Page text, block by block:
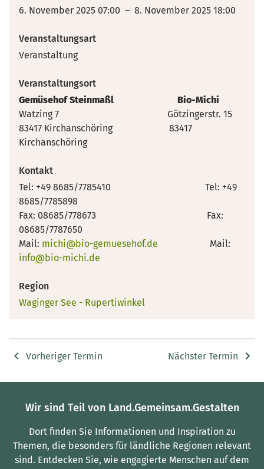
6. November 2025 07:00 – 8. November 2025 18:00
Veranstaltungsart
Veranstaltung
Veranstaltungsort
Gemüsehof Steinmaßl Bio-Michi
Watzing 7
Götzingerstr. 15
83417 Kirchanschöring 83417
Kirchanschöring
Kontakt
Tel: +49 8685/7785410 Tel: +49
8685/7785898
Fax: 08685/778673 Fax:
08685/7787650
Mail: michi@bio-gemuesehof.de
Mail:
info@bio-michi.de
Region
Waginger See - Rupertiwinkel
Vorheriger Termin Nächster Termin
Wir sind Teil von Land.Gemeinsam.Gestalten
Dort finden Sie Informationen und Inspiration zu
Themen, die besonders für ländliche Regionen relevant
sind. Entdecken Sie, wie engagierte Menschen auf dem